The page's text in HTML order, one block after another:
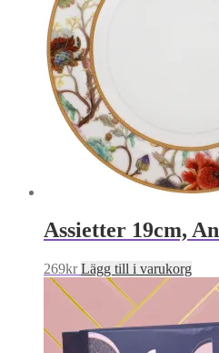
Assietter 19cm,
269kr Lägg till i varukorg